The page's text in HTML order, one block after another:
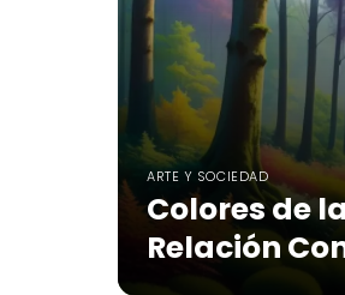
ARTE Y SOCIEDAD
Colores de
Relación